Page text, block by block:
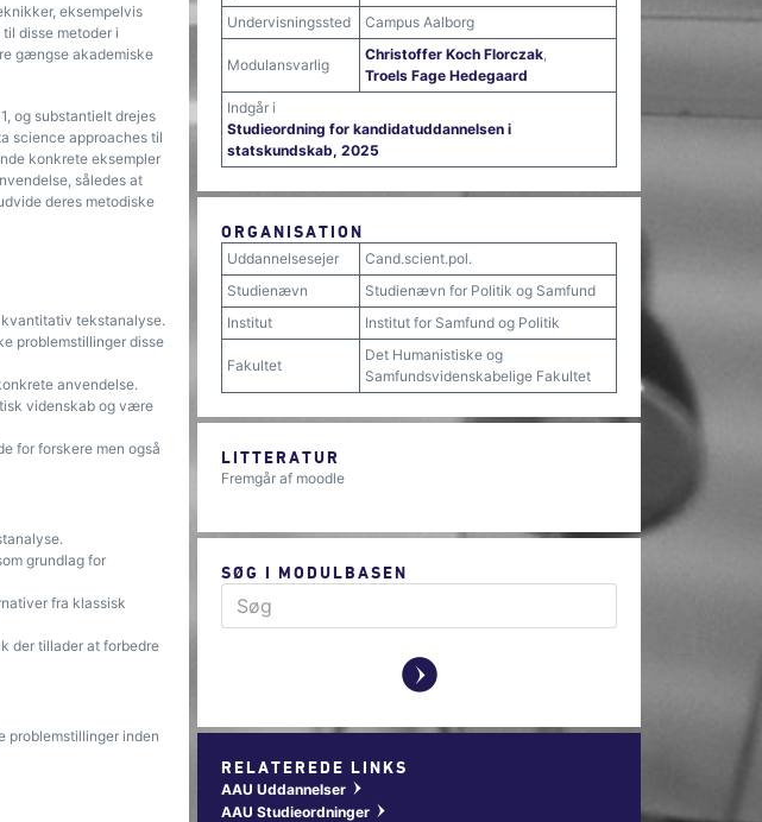
eksempelvis
disse metoder i
gængse akademiske
og substantielt drejes
science approaches til
konkrete eksempler
således at
deres metodiske
kvantitativ tekstanalyse.
problemstillinger disse
anvendelse.
videnskab og være
for forskere men også
grundlag for
fra klassisk
der tillader at forbedre
problemstillinger inden
Undervisningssted Campus Aalborg
Modulansvarlig
Christoffer Koch Florczak,
Troels Fage Hedegaard
Indgår i
Studieordning for kandidatuddannelsen i
statskundskab, 2025
ORGANISATION
Uddannelsesejer
Cand.scient.pol.
Studienævn
Studienævn for Politik og Samfund
Institut
Institut for Samfund og Politik
Fakultet
Det Humanistiske og
Samfundsvidenskabelige Fakultet
LITTERATUR
Fremgår af moodle
SØG I MODULBASEN
y
RELATEREDE LINKS
AAU Uddannelser w
AAU Studieordninger w